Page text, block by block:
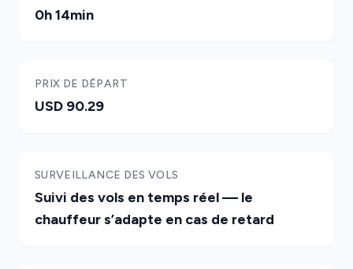
0h 14min
PRIX DE DÉPART
USD 90.29
SURVEILLANCE DES VOLS
Suivi des vols en temps réel — le
chauffeur s’adapte en cas de retard